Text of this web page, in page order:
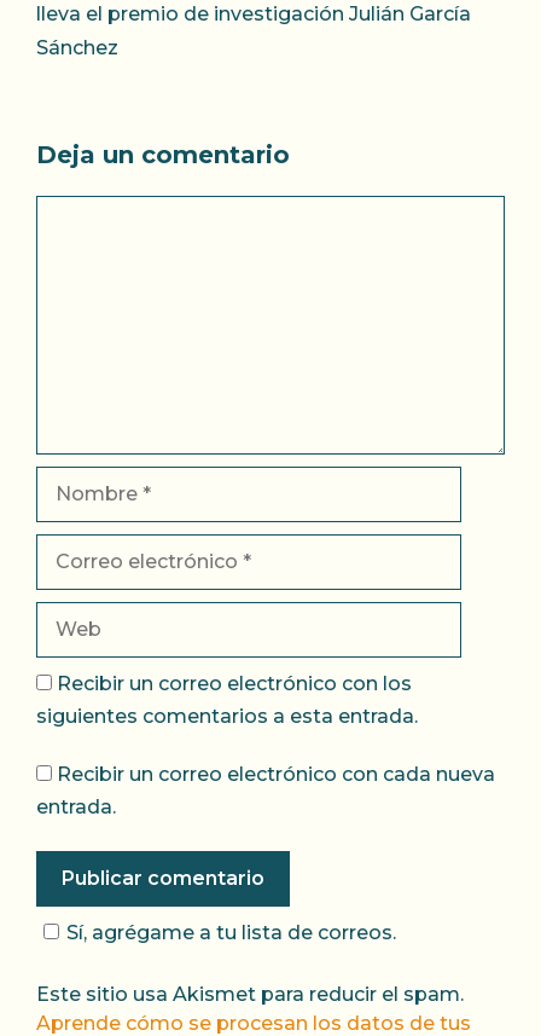
lleva el premio de investigación Julián García
Sánchez
Deja un comentario
electrónico
Recibir un correo electrónico con los
siguientes comentarios a esta entrada.
Recibir un correo electrónico con cada nueva
entrada.
Sí, agrégame a tu lista de correos.
Este sitio usa Akismet para reducir el spam.
Aprende cómo se procesan los datos de tus